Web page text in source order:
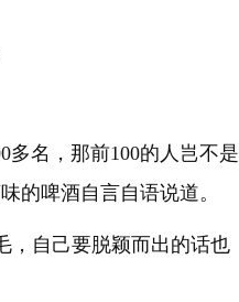
名，那前100的人岂不是
的啤酒自言自语说道。
，自己要脱颖而出的话也